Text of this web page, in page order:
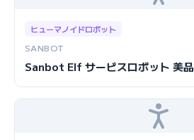
ヒューマノイドロボット
SANBOT
Sanbot Elf サービスロボット 美品